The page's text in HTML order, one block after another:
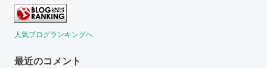
人気ブログランキングへ
最近のコメント